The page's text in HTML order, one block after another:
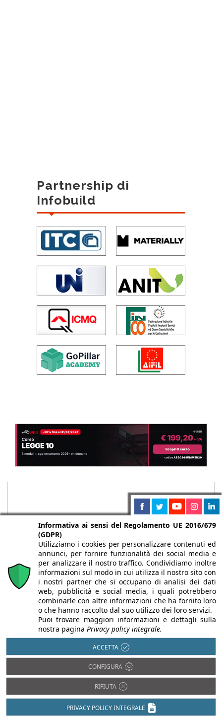
Partnership di
Infobuild
Chi siamo Autori Per la tua pubblicità
Iscriviti alla
newsletter
Infobuild è testata registrata presso il Tribunale di Milano al n° 63
dell’8/3/2013 - ISSN 2282-2267
© 2000-2026 Infoweb srl - P.IVA 13155920153 - Tutti i diritti
riservati |Privacy
Informativa ai sensi del Regolamento UE 2016/679
(GDPR)
Utilizziamo i cookies per personalizzare contenuti ed
annunci, per fornire funzionalità dei social media e
per analizzare il nostro traffico. Condividiamo inoltre
informazioni sul modo in cui utilizza il nostro sito con
i nostri partner che si occupano di analisi dei dati
web, pubblicità e social media, i quali potrebbero
combinarle con altre informazioni che ha fornito loro
o che hanno raccolto dal suo utilizzo dei loro servizi.
Puoi trovare maggiori informazioni e dettagli sulla
nostra pagina Privacy policy integrale.
ACCETTA
CONFIGURA
RIFIUTA
PRIVACY POLICY INTEGRALE